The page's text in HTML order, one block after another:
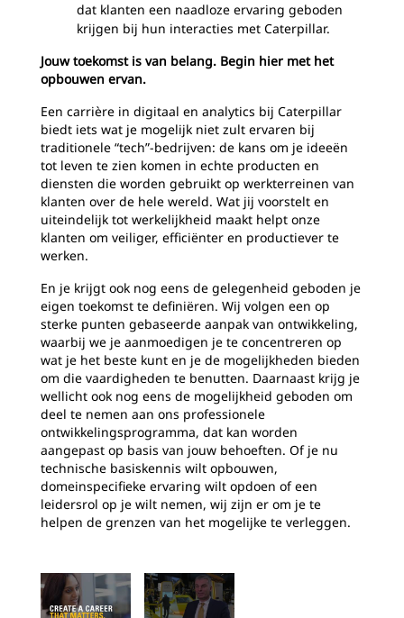
dat klanten een naadloze ervaring geboden
krijgen bij hun interacties met Caterpillar.
Jouw toekomst is van belang. Begin hier met het
opbouwen ervan.
Een carrière in digitaal en analytics bij Caterpillar
biedt iets wat je mogelijk niet zult ervaren bij
traditionele “tech”-bedrijven: de kans om je ideeën
tot leven te zien komen in echte producten en
diensten die worden gebruikt op werkterreinen van
klanten over de hele wereld. Wat jij voorstelt en
uiteindelijk tot werkelijkheid maakt helpt onze
klanten om veiliger, efficiënter en productiever te
werken.
En je krijgt ook nog eens de gelegenheid geboden je
eigen toekomst te definiëren. Wij volgen een op
sterke punten gebaseerde aanpak van ontwikkeling,
waarbij we je aanmoedigen je te concentreren op
wat je het beste kunt en je de mogelijkheden bieden
om die vaardigheden te benutten. Daarnaast krijg je
wellicht ook nog eens de mogelijkheid geboden om
deel te nemen aan ons professionele
ontwikkelingsprogramma, dat kan worden
aangepast op basis van jouw behoeften. Of je nu
technische basiskennis wilt opbouwen,
domeinspecifieke ervaring wilt opdoen of een
leidersrol op je wilt nemen, wij zijn er om je te
helpen de grenzen van het mogelijke te verleggen.